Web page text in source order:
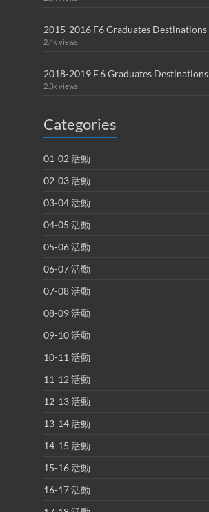
2015-2016 F6 Graduates Destinations
2.4k views
2018-2019 F.6 Graduates Destinations
2.3k views
Categories
01-02 活動
02-03 活動
03-04 活動
04-05 活動
05-06 活動
06-07 活動
07-08 活動
08-09 活動
09-10 活動
10-11 活動
11-12 活動
12-13 活動
13-14 活動
14-15 活動
15-16 活動
16-17 活動